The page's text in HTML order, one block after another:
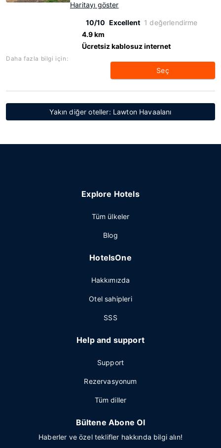
Haritayı göster
10/10 Excellent 1 değerlendirme
4.9 km
Ücretsiz kablosuz internet
Daha fazla bilgi için:
Seç
Yakın diğer oteller: Lawton Havaalanı
Explore Hotels
Tüm ülkeler
Blog
HotelsOne
Hakkımızda
Otel sahipleri
SSS
Help and support
Support
Rezervasyonum
Tüm diller
Bültene Abone Ol
Haberler ve özel teklifler hakkında bilgi alın!